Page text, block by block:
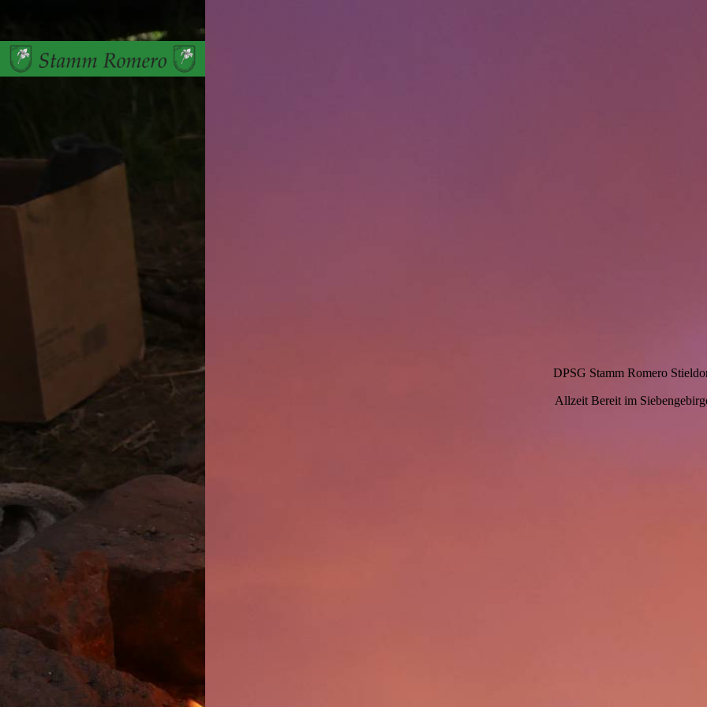
DPSG Stamm Romero
Allzeit Bereit im